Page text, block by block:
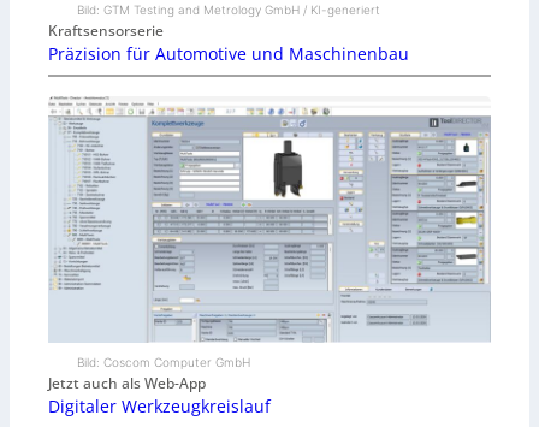
Bild: GTM Testing and Metrology GmbH / KI-generiert
Kraftsensorserie
Präzision für Automotive und Maschinenbau
Bild: Coscom Computer GmbH
Jetzt auch als Web-App
Digitaler Werkzeugkreislauf